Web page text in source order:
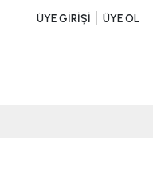
ÜYE GİRİŞİ ÜYE OL